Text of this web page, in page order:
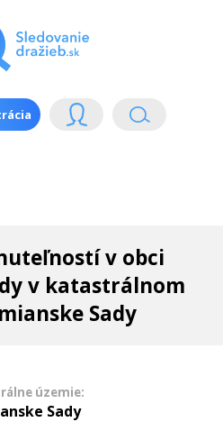
v obci
v katastrálnom
Sady
územie:
Sady